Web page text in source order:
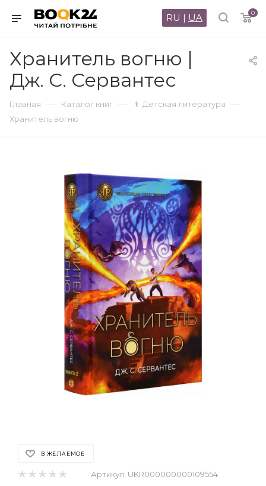
0
RU | UA
Хранитель вогню |
Дж. С. Сервантес
Главная — Каталог книг — 👨 Детская литература —
Хранитель вогню
В ЖЕЛАЕМОЕ
Артикул: UKR000000000109554